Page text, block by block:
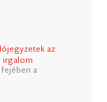
az
irgalom
a